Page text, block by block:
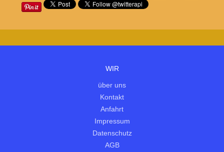
WIR
über uns
Kontakt
Anfahrt
Impressum
Datenschutz
AGB